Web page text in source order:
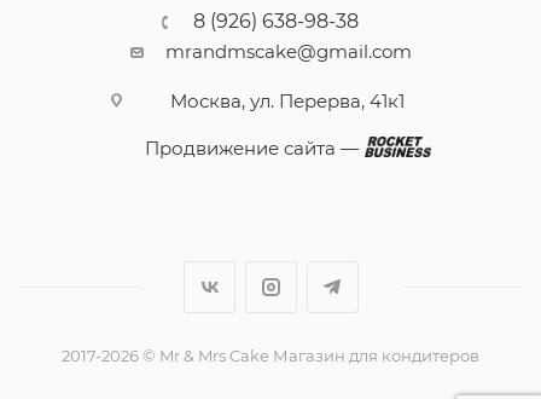
8 (926) 638-98-38
mrandmscake@gmail.com
Москва, ул. Перерва, 41к1
Продвижение сайта —
2017-2026 © Mr & Mrs Cake Магазин для кондитеров